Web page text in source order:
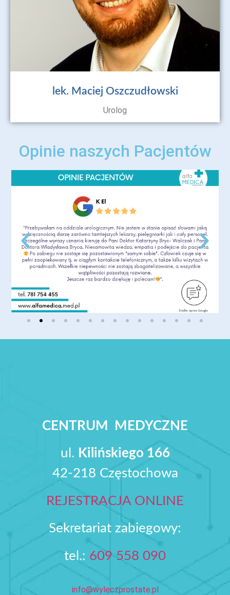
lek. Maciej Oszczudłowski
Urolog
Opinie naszych Pacjentów
CENTRUM MEDYCZNE
ul. Kilińskiego 166
42-218 Częstochowa
REJESTRACJA ONLINE
Sekretariat zabiegowy:
tel.: 609 558 090‬
info@wyleczprostate.pl